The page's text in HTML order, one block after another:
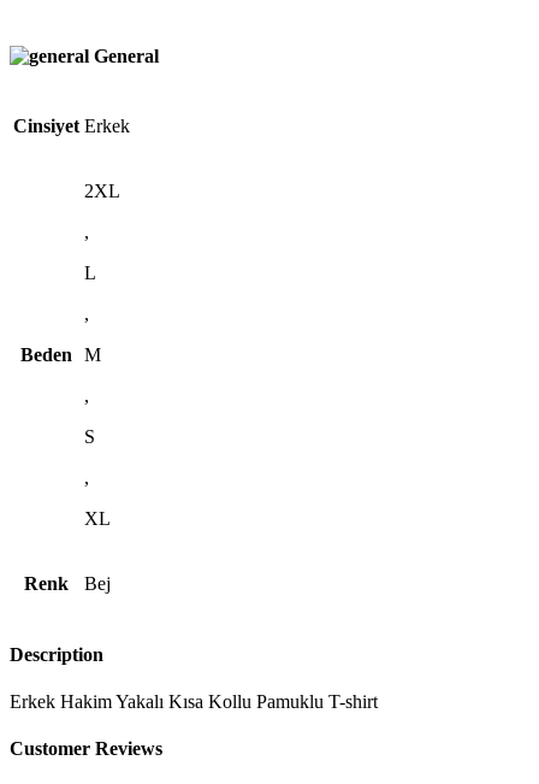
General
Cinsiyet Erkek
Beden
2XL
,
L
,
M
,
S
,
XL
Renk Bej
Description
Erkek Hakim Yakalı Kısa Kollu Pamuklu T-shirt
Customer Reviews